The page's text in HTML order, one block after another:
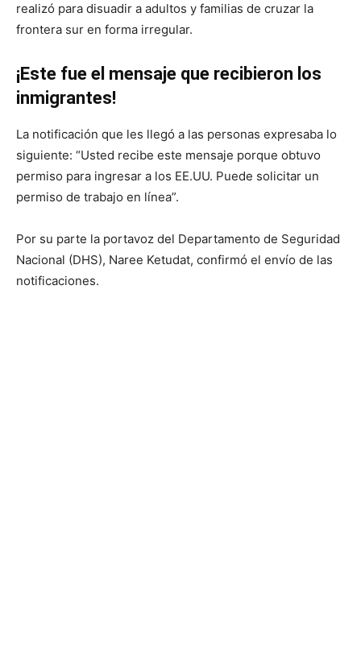
realizó para disuadir a adultos y familias de cruzar la
frontera sur en forma irregular.
¡Este fue el mensaje que recibieron los
inmigrantes!
La notificación que les llegó a las personas expresaba lo
siguiente: “Usted recibe este mensaje porque obtuvo
permiso para ingresar a los EE.UU. Puede solicitar un
permiso de trabajo en línea”.
Por su parte la portavoz del Departamento de Seguridad
Nacional (DHS), Naree Ketudat, confirmó el envío de las
notificaciones.